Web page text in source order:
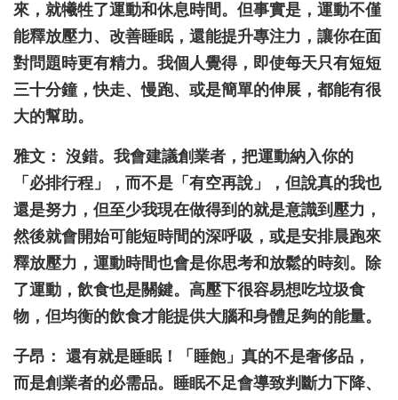
來，就犧牲了運動和休息時間。但事實是，運動不僅
能釋放壓力、改善睡眠，還能提升專注力，讓你在面
對問題時更有精力。我個人覺得，即使每天只有短短
三十分鐘，快走、慢跑、或是簡單的伸展，都能有很
大的幫助。
雅文： 沒錯。我會建議創業者，把運動納入你的
「必排行程」，而不是「有空再說」，但說真的我也
還是努力，但至少我現在做得到的就是意識到壓力，
然後就會開始可能短時間的深呼吸，或是安排晨跑來
釋放壓力，運動時間也會是你思考和放鬆的時刻。除
了運動，飲食也是關鍵。高壓下很容易想吃垃圾食
物，但均衡的飲食才能提供大腦和身體足夠的能量。
子昂： 還有就是睡眠！「睡飽」真的不是奢侈品，
而是創業者的必需品。睡眠不足會導致判斷力下降、